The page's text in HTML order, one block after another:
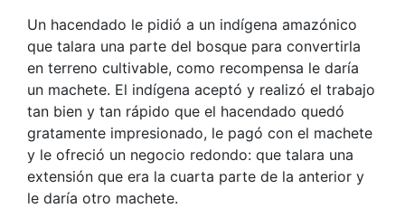
Un hacendado le pidió a un indígena amazónico
que talara una parte del bosque para convertirla
en terreno cultivable, como recompensa le daría
un machete. El indígena aceptó y realizó el trabajo
tan bien y tan rápido que el hacendado quedó
gratamente impresionado, le pagó con el machete
y le ofreció un negocio redondo: que talara una
extensión que era la cuarta parte de la anterior y
le daría otro machete.